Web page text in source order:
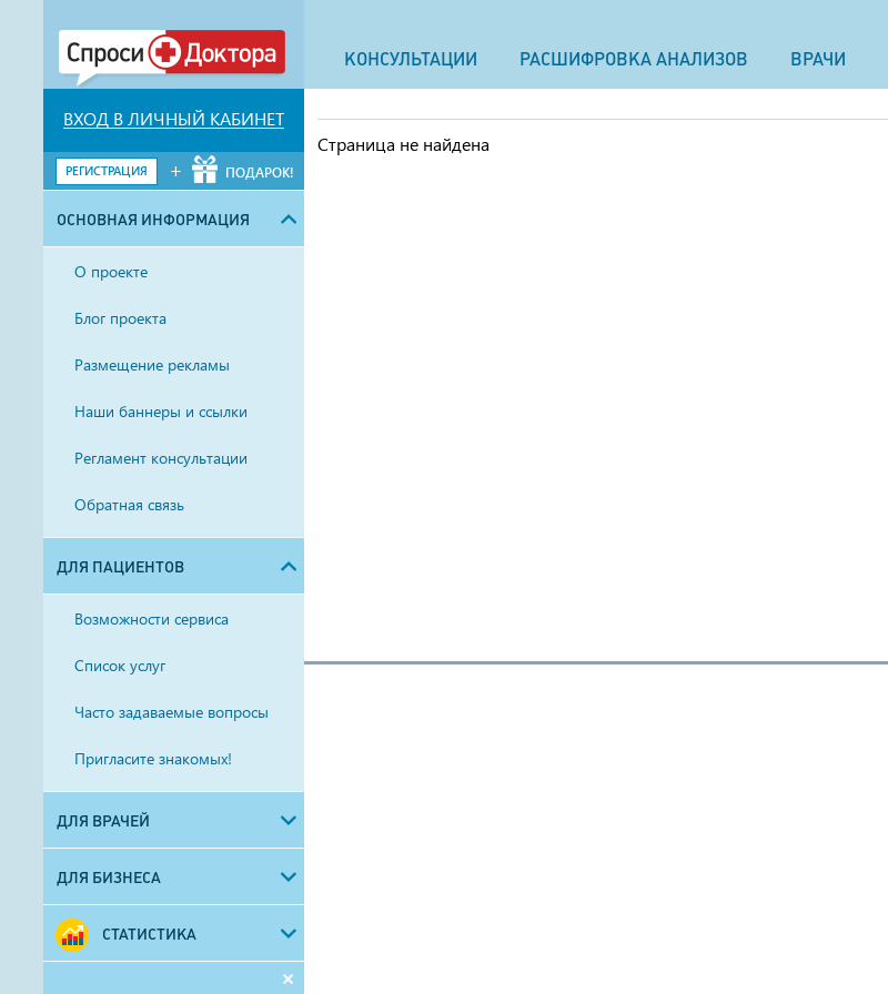
ВХОД В ЛИЧНЫЙ КАБИНЕТ
РЕГИСТРАЦИЯ + ПОДАРОК!
ОСНОВНАЯ ИНФОРМАЦИЯ
О проекте
Блог проекта
Размещение рекламы
Наши баннеры и ссылки
Регламент консультации
Обратная связь
ДЛЯ ПАЦИЕНТОВ
Возможности сервиса
Список услуг
Часто задаваемые вопросы
Пригласите знакомых!
ДЛЯ ВРАЧЕЙ
ДЛЯ БИЗНЕСА
СТАТИСТИКА
КОНСУЛЬТАЦИИ РАСШИФРОВКА АНАЛИЗОВ ВРАЧИ
Страница не найдена